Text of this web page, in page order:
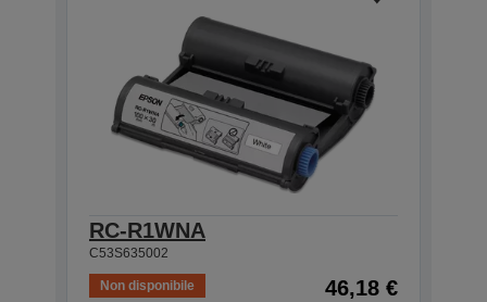
RC-R1WNA
C53S635002
Non disponibile 46,18 €